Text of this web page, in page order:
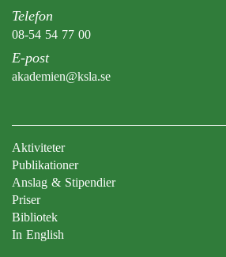
Telefon
08-54 54 77 00
E-post
akademien@ksla.se
Aktiviteter
Publikationer
Anslag & Stipendier
Priser
Bibliotek
In English